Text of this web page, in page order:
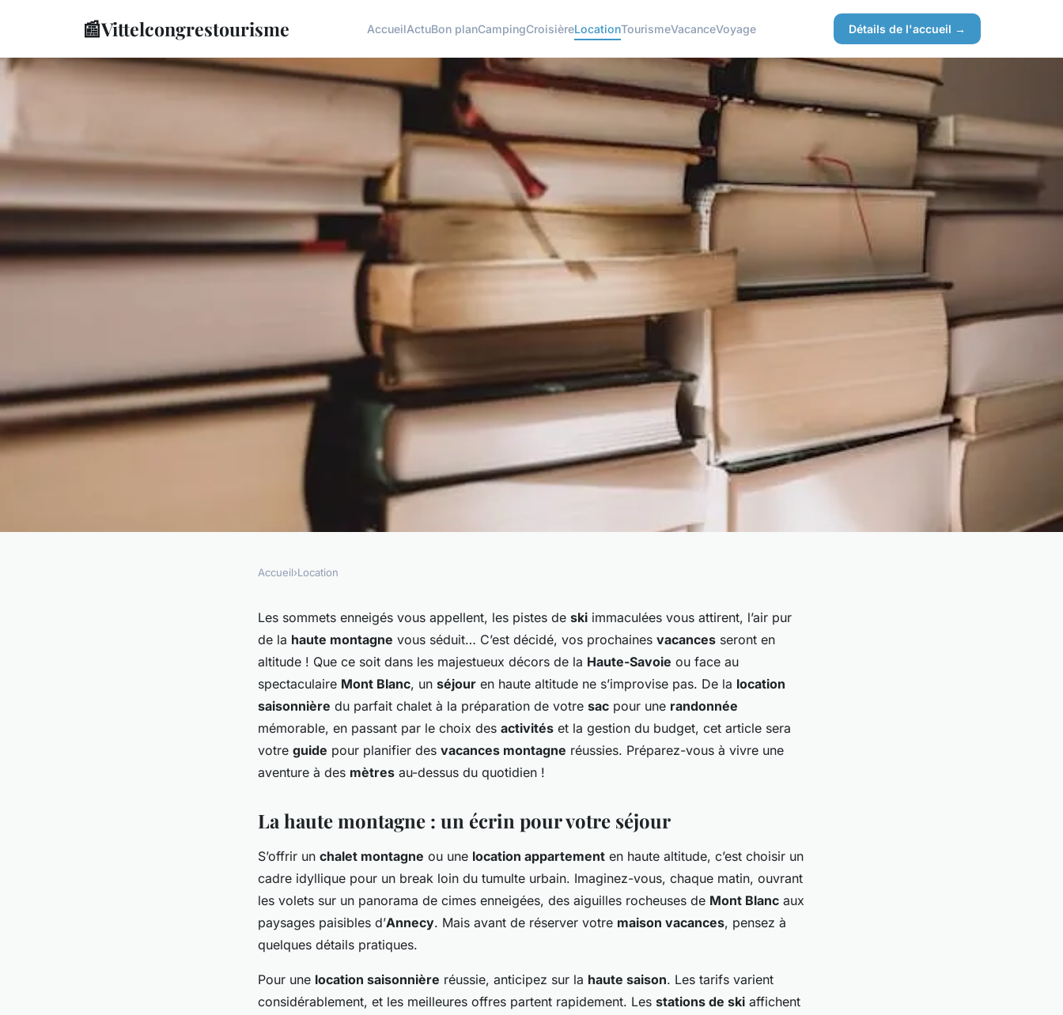
📰Vittelcongrestourisme AccueilActuBon planCampingCroisièreLocationTourismeVacanceVoyage Détails de l'accueil →
Locations de vacances en haute
altitude : comment s'y préparer ?
5 min de lecture
Accueil›Location
Les sommets enneigés vous appellent, les pistes de ski immaculées vous attirent, l’air pur
de la haute montagne vous séduit… C’est décidé, vos prochaines vacances seront en
altitude ! Que ce soit dans les majestueux décors de la Haute-Savoie ou face au
spectaculaire Mont Blanc, un séjour en haute altitude ne s’improvise pas. De la location
saisonnière du parfait chalet à la préparation de votre sac pour une randonnée
mémorable, en passant par le choix des activités et la gestion du budget, cet article sera
votre guide pour planifier des vacances montagne réussies. Préparez-vous à vivre une
aventure à des mètres au-dessus du quotidien !
La haute montagne : un écrin pour votre séjour
S’offrir un chalet montagne ou une location appartement en haute altitude, c’est choisir un
cadre idyllique pour un break loin du tumulte urbain. Imaginez-vous, chaque matin, ouvrant
les volets sur un panorama de cimes enneigées, des aiguilles rocheuses de Mont Blanc aux
paysages paisibles d’Annecy. Mais avant de réserver votre maison vacances, pensez à
quelques détails pratiques.
Pour une location saisonnière réussie, anticipez sur la haute saison. Les tarifs varient
considérablement, et les meilleures offres partent rapidement. Les stations de ski affichent